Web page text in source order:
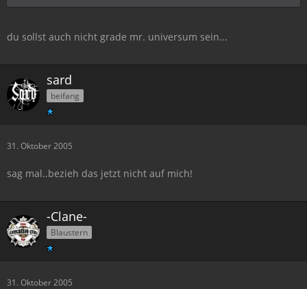
du sollst auch nicht grade mr. universum sein...
sard
beifang
31. Oktober 2005
sag mal..bezieh das jetzt nicht auf mich!
-Clane-
Blaustern
31. Oktober 2005